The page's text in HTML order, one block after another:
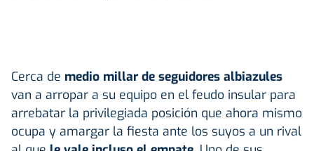
Cerca de medio millar de seguidores albiazules
van a arropar a su equipo en el feudo insular para
arrebatar la privilegiada posición que ahora mismo
ocupa y amargar la fiesta ante los suyos a un rival